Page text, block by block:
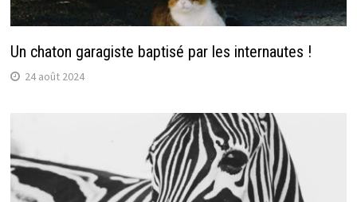
Un chaton garagiste baptisé par les internautes !
24 août 2024